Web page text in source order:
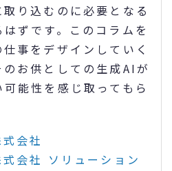
り込むのに必要となる
ずです。このコラムを
事をデザインしていく
お供としての生成AIが
能性を感じ取ってもら
会社
会社 ソリューション